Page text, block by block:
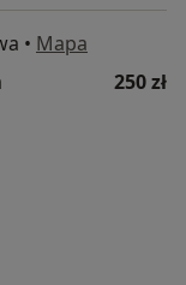
• Mapa
250 zł